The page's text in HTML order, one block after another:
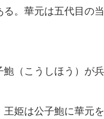
。華元は五代目の
（こうしほう）が
姫は公子鮑に華元